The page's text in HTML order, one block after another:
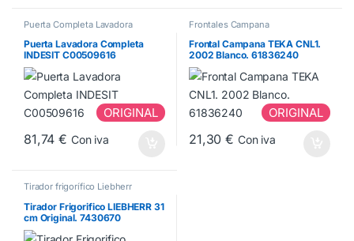
Puerta Completa Lavadora
Puerta Lavadora Completa
INDESIT C00509616
ORIGINAL
81,74€ Con iva
Frontales Campana
Frontal Campana TEKA CNL1.
2002 Blanco. 61836240
ORIGINAL
21,30€ Con iva
Tirador frigorífico Liebherr
Tirador Frigorifico LIEBHERR 31
cm Original. 7430670